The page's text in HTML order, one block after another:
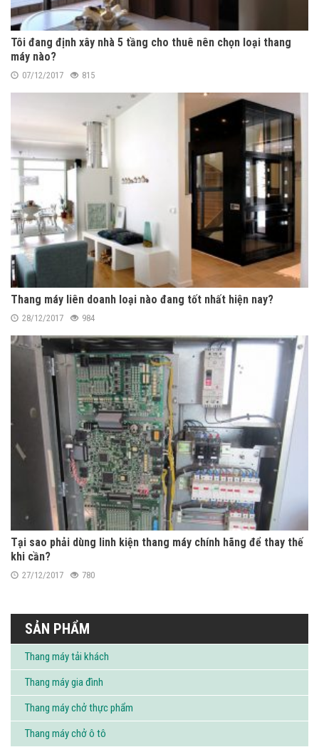
Tôi đang định xây nhà 5 tầng cho thuê nên chọn loại thang
máy nào?
07/12/2017 815
Thang máy liên doanh loại nào đang tốt nhất hiện nay?
28/12/2017 984
Tại sao phải dùng linh kiện thang máy chính hãng để thay thế
khi cần?
27/12/2017 780
SẢN PHẨM
Thang máy tải khách
Thang máy gia đình
Thang máy chở thực phẩm
Thang máy chở ô tô